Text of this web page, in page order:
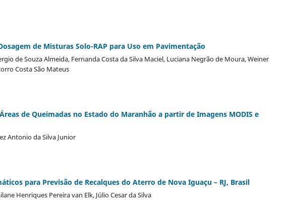
de Misturas Solo-RAP para Uso em Pavimentação
de Souza Almeida, Fernanda Costa da Silva Maciel, Luciana Negrão de Moura, Weiner
Costa São Mateus
de Queimadas no Estado do Maranhão a partir de Imagens MODIS e
Antonio da Silva Junior
para Previsão de Recalques do Aterro de Nova Iguaçu – RJ, Brasil
Henriques Pereira van Elk, Júlio Cesar da Silva